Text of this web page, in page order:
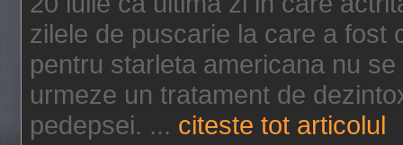
zilele de puscarie la care a fost
pentru starleta americana nu
urmeze un tratament de
pedepsei. ... citeste tot articolul